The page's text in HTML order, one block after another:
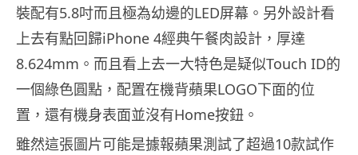
裝配有5.8吋而且極為幼邊的LED屏幕。另外設計看
上去有點回歸iPhone 4經典午餐肉設計，厚達
8.624mm。而且看上去一大特色是疑似Touch ID的
一個綠色圓點，配置在機背蘋果LOGO下面的位
置，還有機身表面並沒有Home按鈕。
雖然這張圖片可能是據報蘋果測試了超過10款試作